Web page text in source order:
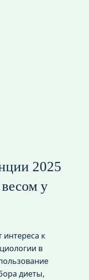
2025
у
интереса к
в
диеты,